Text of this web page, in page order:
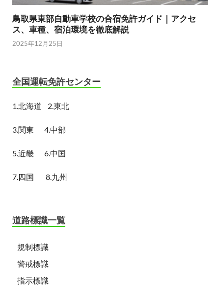
鳥取県東部自動車学校の合宿免許ガイド｜アクセ
ス、車種、宿泊環境を徹底解説
2025年12月25日
全国運転免許センター
1.北海道 2.東北
3.関東 4.中部
5.近畿 6.中国
7.四国 8.九州
道路標識一覧
規制標識
警戒標識
指示標識